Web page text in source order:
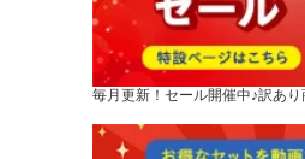
毎月更新！セール開催中♪訳あり